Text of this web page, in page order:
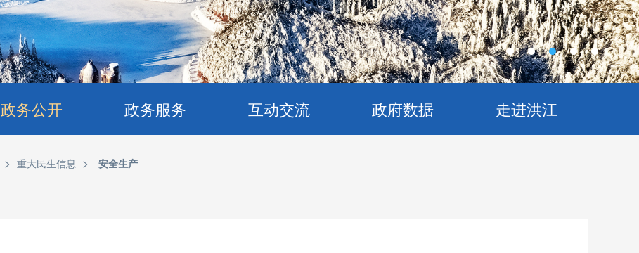
政务公开 政务服务 互动交流 政府数据 走进洪江
> 重大民生信息 > 安全生产